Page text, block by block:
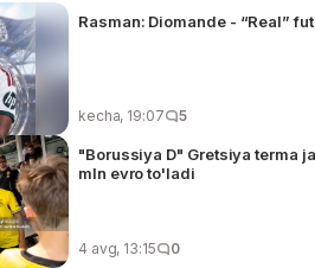
Rasman: Diomande - “Real”
kecha, 19:07 5
"Borussiya D" Gretsiya terma
mln evro to'ladi
4 avg, 13:15 0